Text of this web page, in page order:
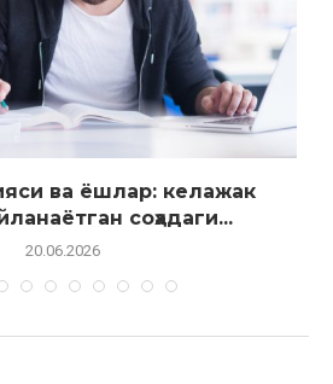
ва ёшлар: келажак
соҳадаги...
20.06.2026